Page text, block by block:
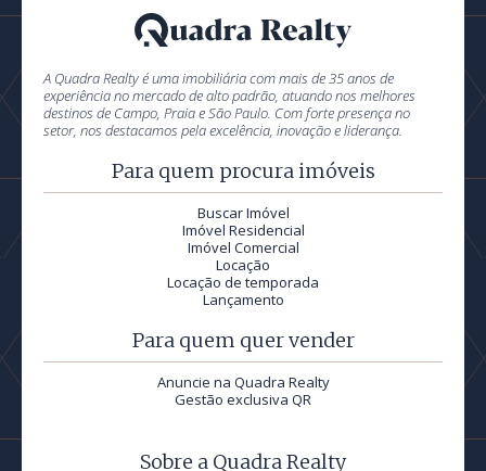
A Quadra Realty é uma imobiliária com mais de 35 anos de
experiência no mercado de alto padrão, atuando nos melhores
destinos de Campo, Praia e São Paulo. Com forte presença no
setor, nos destacamos pela excelência, inovação e liderança.
Para quem procura imóveis
Buscar Imóvel
Imóvel Residencial
Imóvel Comercial
Locação
Locação de temporada
Lançamento
Para quem quer vender
Anuncie na Quadra Realty
Gestão exclusiva QR
Sobre a Quadra Realty